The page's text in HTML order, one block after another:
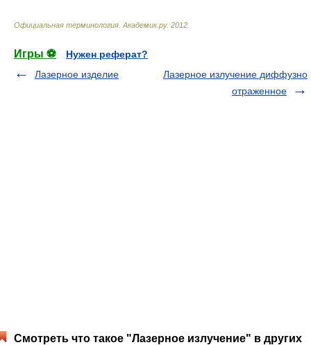
Официальная терминология Академик.ру. 2012
Игры ⚽
Нужен реферат?
Лазерное изделие
Лазерное излучение диффузно
отраженное
Смотреть что такое "Лазерное излучение" в других